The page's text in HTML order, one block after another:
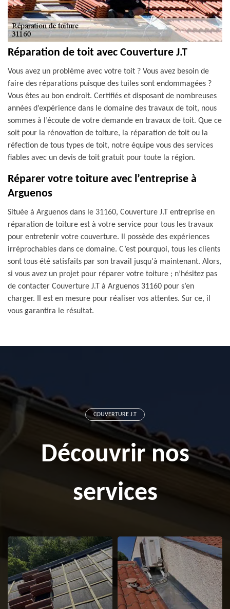
Réparation de toit avec Couverture J.T
Vous avez un problème avec votre toit ? Vous avez besoin de
faire des réparations puisque des tuiles sont endommagées ?
Vous êtes au bon endroit. Certifiés et disposant de nombreuses
années d’expérience dans le domaine des travaux de toit, nous
sommes à l’écoute de votre demande en travaux de toit. Que ce
soit pour la rénovation de toiture, la réparation de toit ou la
réfection de tous types de toit, notre équipe vous des services
fiables avec un devis de toit gratuit pour toute la région.
Réparer votre toiture avec l’entreprise à
Arguenos
Située à Arguenos dans le 31160, Couverture J.T entreprise en
réparation de toiture est à votre service pour tous les travaux
pour entretenir votre couverture. Il possède des expériences
irréprochables dans ce domaine. C’est pourquoi, tous les clients
sont tous été satisfaits par son travail jusqu'à maintenant. Alors,
si vous avez un projet pour réparer votre toiture ; n’hésitez pas
de contacter Couverture J.T à Arguenos 31160 pour s’en
charger. Il est en mesure pour réaliser vos attentes. Sur ce, il
vous garantira le résultat.
COUVERTURE J.T
Découvrir nos
services